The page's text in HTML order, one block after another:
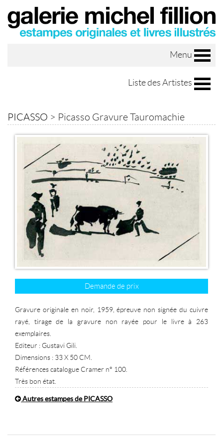
Menu
Liste des Artistes
PICASSO > Picasso Gravure Tauromachie
Demande de prix
Gravure originale en noir, 1959, épreuve non signée du cuivre
rayé, tirage de la gravure non rayée pour le livre à 263
exemplaires.
Editeur : Gustavi Gili.
Dimensions : 33 X 50 CM.
Références catalogue Cramer n° 100.
Très bon état.
Autres estampes de PICASSO